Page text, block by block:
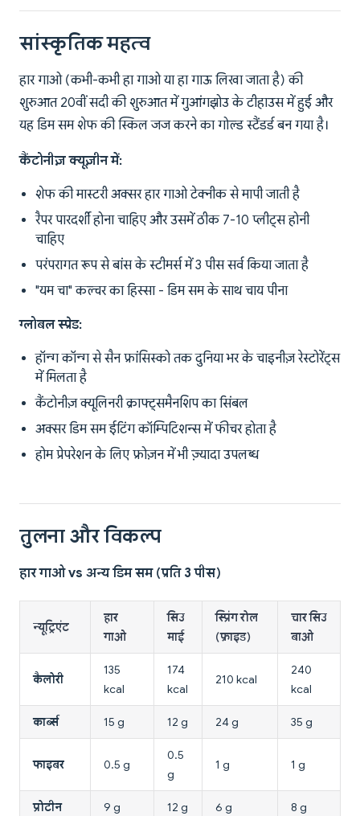
सांस्कृतिक महत्व
हार गाओ (कभी-कभी हा गाओ या हा गाऊ लिखा जाता है) की
शुरुआत 20वीं सदी की शुरुआत में गुआंगझोउ के टीहाउस में हुई और
यह डिम सम शेफ की स्किल जज करने का गोल्ड स्टैंडर्ड बन गया है।
कैंटोनीज़ क्यूज़ीन में:
शेफ की मास्टरी अक्सर हार गाओ टेक्नीक से मापी जाती है
रैपर पारदर्शी होना चाहिए और उसमें ठीक 7-10 प्लीट्स होनी
चाहिए
परंपरागत रूप से बांस के स्टीमर्स में 3 पीस सर्व किया जाता है
"यम चा" कल्चर का हिस्सा - डिम सम के साथ चाय पीना
ग्लोबल स्प्रेड:
हॉन्ग कॉन्ग से सैन फ्रांसिस्को तक दुनिया भर के चाइनीज़ रेस्टोरेंट्स
में मिलता है
कैंटोनीज़ क्यूलिनरी क्राफ्ट्समैनशिप का सिंबल
अक्सर डिम सम ईटिंग कॉम्पिटिशन्स में फीचर होता है
होम प्रेपरेशन के लिए फ्रोज़न में भी ज़्यादा उपलब्ध
तुलना और विकल्प
हार गाओ vs अन्य डिम सम (प्रति 3 पीस)
न्यूट्रिएंट
हार
गाओ
सिउ
माई
स्प्रिंग रोल
(फ्राइड)
चार सिउ
बाओ
कैलोरी
135
kcal
174
kcal
210 kcal
240
kcal
कार्ब्स 15 g 12 g 24 g 35 g
फाइबर 0.5 g
0.5
g
1 g 1 g
प्रोटीन 9 g 12 g 6 g 8 g